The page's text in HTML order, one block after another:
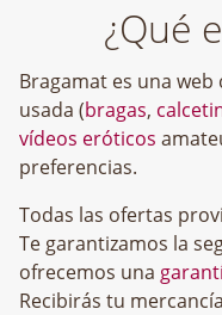
¿Qué
Bragamat es una web
usada (bragas,
vídeos eróticos
preferencias.
Todas las ofertas
Te garantizamos la
ofrecemos una
Recibirás tu